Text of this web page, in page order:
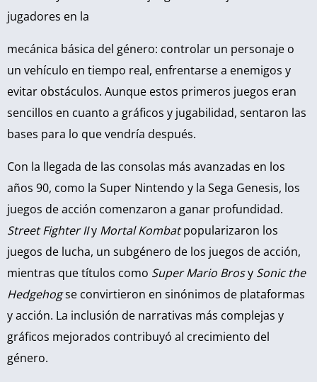
jugadores en la
mecánica básica del género: controlar un personaje o
un vehículo en tiempo real, enfrentarse a enemigos y
evitar obstáculos. Aunque estos primeros juegos eran
sencillos en cuanto a gráficos y jugabilidad, sentaron las
bases para lo que vendría después.
Con la llegada de las consolas más avanzadas en los
años 90, como la Super Nintendo y la Sega Genesis, los
juegos de acción comenzaron a ganar profundidad.
Street Fighter IIy Mortal Kombatpopularizaron los
juegos de lucha, un subgénero de los juegos de acción,
mientras que títulos como Super Mario Brosy Sonic the
Hedgehogse convirtieron en sinónimos de plataformas
y acción. La inclusión de narrativas más complejas y
gráficos mejorados contribuyó al crecimiento del
género.